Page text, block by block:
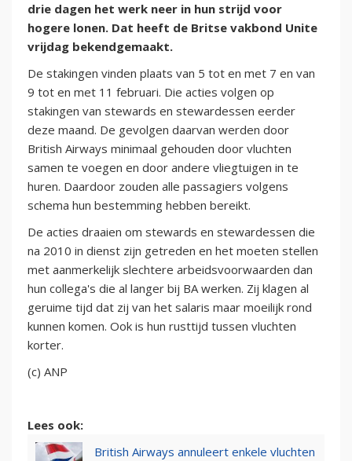
drie dagen het werk neer in hun strijd voor
hogere lonen. Dat heeft de Britse vakbond Unite
vrijdag bekendgemaakt.
De stakingen vinden plaats van 5 tot en met 7 en van
9 tot en met 11 februari. Die acties volgen op
stakingen van stewards en stewardessen eerder
deze maand. De gevolgen daarvan werden door
British Airways minimaal gehouden door vluchten
samen te voegen en door andere vliegtuigen in te
huren. Daardoor zouden alle passagiers volgens
schema hun bestemming hebben bereikt.
De acties draaien om stewards en stewardessen die
na 2010 in dienst zijn getreden en het moeten stellen
met aanmerkelijk slechtere arbeidsvoorwaarden dan
hun collega's die al langer bij BA werken. Zij klagen al
geruime tijd dat zij van het salaris maar moeilijk rond
kunnen komen. Ook is hun rusttijd tussen vluchten
korter.
(c) ANP
Lees ook:
British Airways annuleert enkele vluchten